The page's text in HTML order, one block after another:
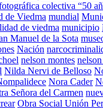
colectiva “50
de Viedma mundial
de viedma municipio
Manuel de la Sota
Nación
nelson montes
Nilda Nervi de Belloso
Nora Cader
Señora del Carmen
Obra Social Unión